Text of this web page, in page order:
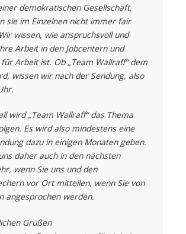
demokratischen Gesellschaft,
sie im Einzelnen nicht immer fair
wissen, wie anspruchsvoll und
Arbeit in den Jobcentern und
Arbeit ist. Ob „Team Wallraff“ dem
wissen wir nach der Sendung, also
wird „Team Wallraff“ das Thema
Es wird also mindestens eine
dazu in einigen Monaten geben.
daher auch in den nächsten
wenn Sie uns und den
vor Ort mitteilen, wenn Sie von
angesprochen werden.
Grüßen